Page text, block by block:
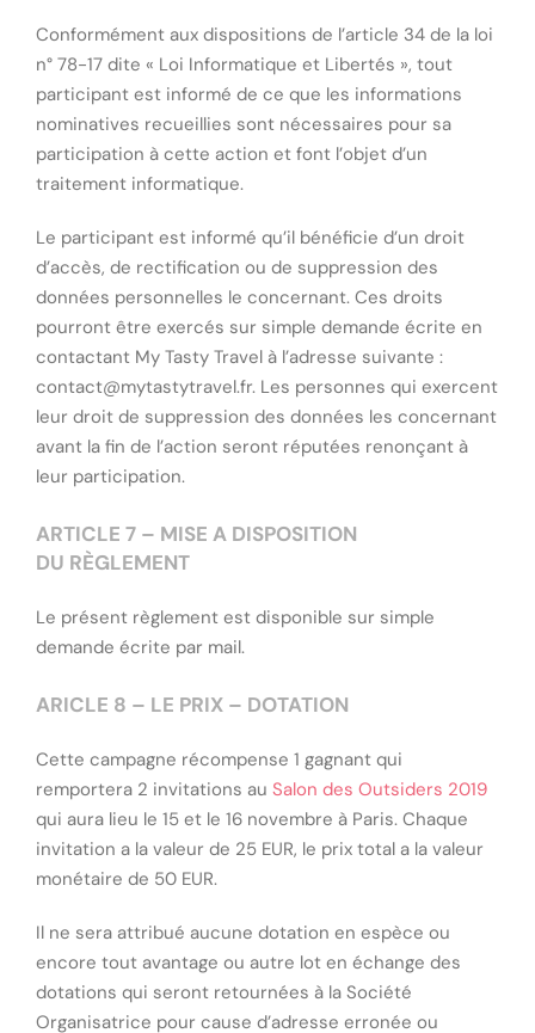
Conformément aux dispositions de l’article 34 de la loi
n° 78-17 dite « Loi Informatique et Libertés », tout
participant est informé de ce que les informations
nominatives recueillies sont nécessaires pour sa
participation à cette action et font l’objet d’un
traitement informatique.
Le participant est informé qu’il bénéficie d’un droit
d’accès, de rectification ou de suppression des
données personnelles le concernant. Ces droits
pourront être exercés sur simple demande écrite en
contactant My Tasty Travel à l’adresse suivante :
contact@mytastytravel.fr. Les personnes qui exercent
leur droit de suppression des données les concernant
avant la fin de l’action seront réputées renonçant à
leur participation.
ARTICLE 7 – MISE A DISPOSITION
DU RÈGLEMENT
Le présent règlement est disponible sur simple
demande écrite par mail.
ARICLE 8 – LE PRIX – DOTATION
Cette campagne récompense 1 gagnant qui
remportera 2 invitations au Salon des Outsiders 2019
qui aura lieu le 15 et le 16 novembre à Paris. Chaque
invitation a la valeur de 25 EUR, le prix total a la valeur
monétaire de 50 EUR.
Il ne sera attribué aucune dotation en espèce ou
encore tout avantage ou autre lot en échange des
dotations qui seront retournées à la Société
Organisatrice pour cause d’adresse erronée ou